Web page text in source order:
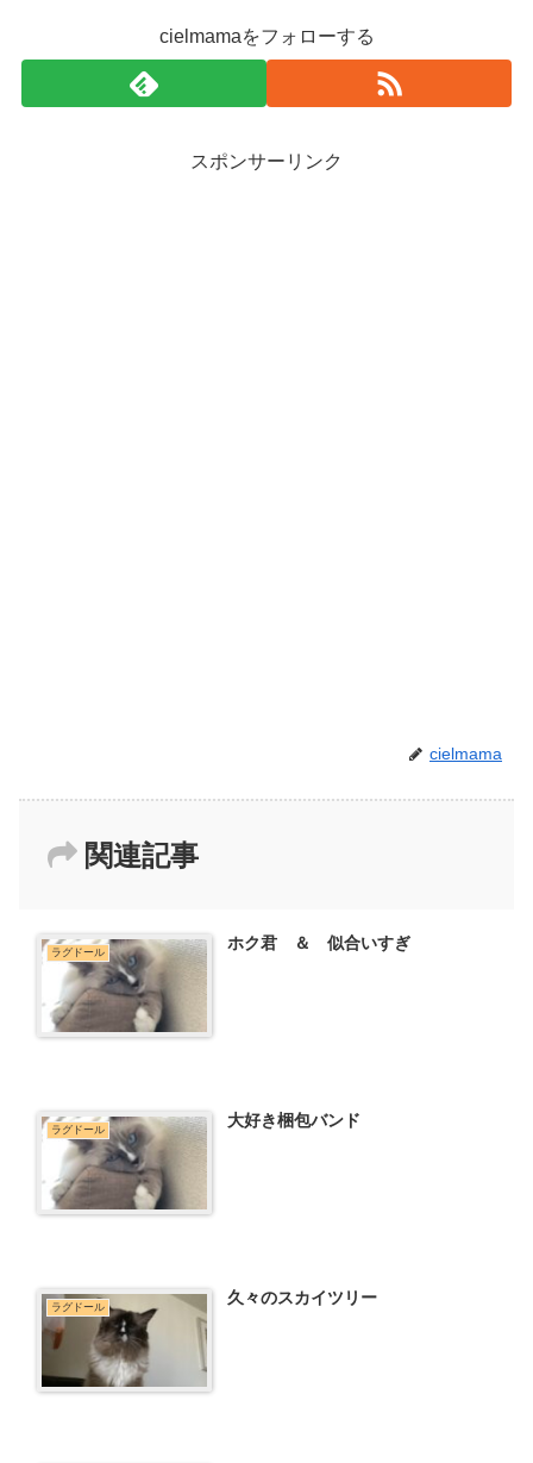
cielmamaをフォローする
スポンサーリンク
cielmama
関連記事
ラグドール ホク君 ＆ 似合いすぎ
ラグドール 大好き梱包バンド
ラグドール 久々のスカイツリー